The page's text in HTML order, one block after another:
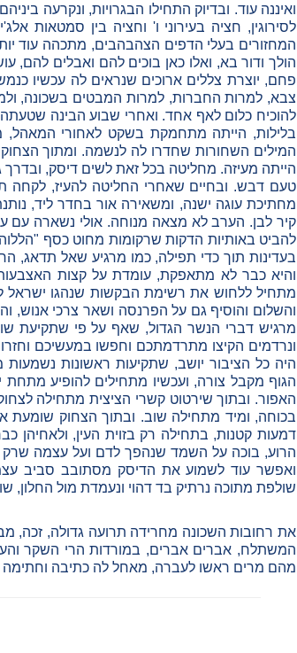
ואיננה עוד. ובדיוק התחילו הבגרויות, ונקרעה
לסירוגין, חציה בעירוני ו' וחציה בין סמטאות
המחזורים בעלי הדפים הצהבהבים, מתכהה עוד
הולך ודור בא, ואלו כאן בוכים להם ואבלים
פחם, יוצרת צללים ארוכים שנראים לה עכשיו
צבא, למרות החברות, למרות המבטים בשכונה,
להוכיח כלום לאף אחד. ואחרי שבוע הבינה
בלילות, הייתה מתחמקת בשקט לאחורי המאהל,
המילים השחורות שחדרו לה לנשמה. ומתוך
הייתה מעיזה. מחליטה בכל זאת לשים דיסק,
טעם דבש. ובחיים שאחרי החליטה להעיז, לקחה
מחתיכת עוגה ישנה, ומשאירה אור בחדר ליד,
קיר לבן. הערב לא מצאה מנוחה. אולי נשארה עם
להביט באותיות הדקות שרקומות מחוט כסף
בעדינות תוך כדי תפילה, כמו מרגיע שאל תדאג,
והיא כבר לא מתאפקת, עומדת על קצות
מתחיל ללחוש את רשימת הבקשות שנהגו ישראל
והשלום והוסיף גם על הפרנסה ושאר צרכי אנוש,
מרגיש דברי הנשר הגדול, שאף על פי שתקיעת
ונרדמים הקיצו מתרדמתכם וחפשו במעשיכם
היה כל הציבור יושב, שתקיעות ראשונות
הגוף מקבל צורה, ועכשיו מתחילים להופיע
האפור. ובתוך שירטוט קשרי הציצית מתחילה
בכוחה, ומיד מתחילה שוב. ובתוך הצחוק
דמעות קטנות, בתחילה רק בזוית העין, ולאחיהן
הרוע, בוכה על השמד שנהפך לדם ועל עצמה שרק
ואפשר עוד לשמוע את הדיסק מסתובב סביב
שולפת מתוכה נרתיק בד דהוי ונעמדת מול החלון,
את רחובות השכונה מחרידה תרועה גדולה, זכה,
המשתלח, אברים אברים, במורדות הרי השקר
מהם מרים ראשו לעברה, מאחל לה כתיבה וחתימה